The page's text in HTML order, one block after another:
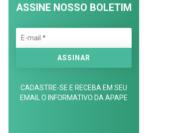
ASSINE NOSSO BOLETIM
CADASTRE-SE E RECEBA EM SEU
EMAIL O INFORMATIVO DA APAPE